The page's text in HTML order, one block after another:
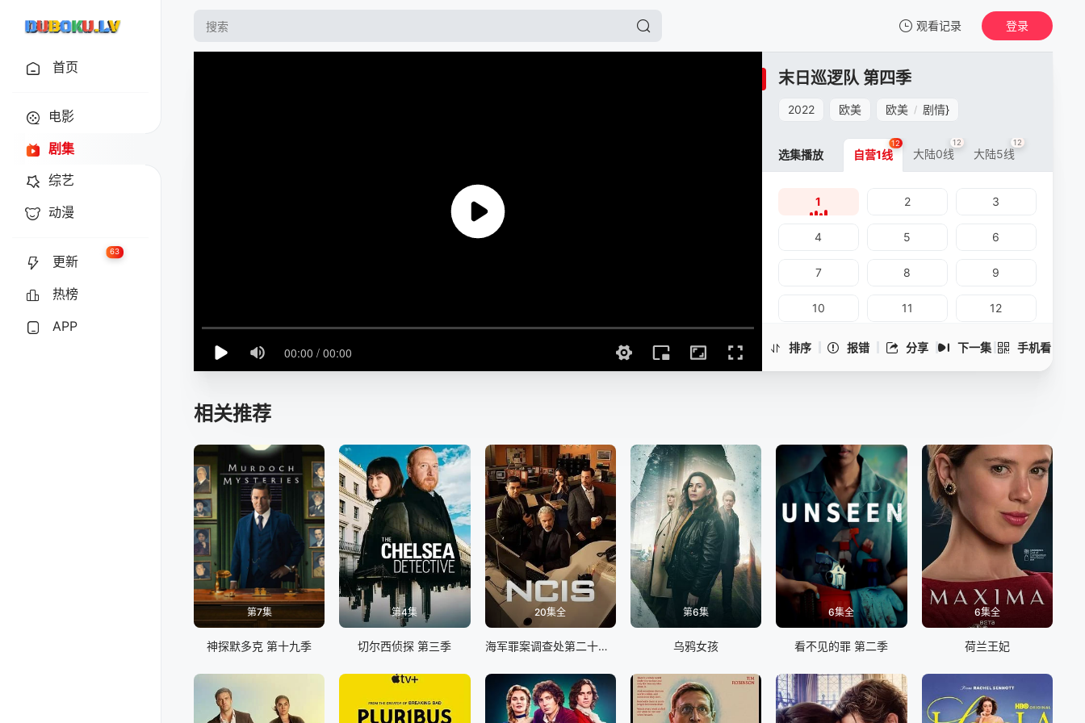
观看记录
我的观影记录
登录
首页
电影
剧集
综艺
动漫
更新
63
热榜
APP
末日巡逻队 第四季
2022 欧美 欧美 / 剧情}
排序 报错 分享 下一集 手机看
选集播放 自营1线
12
大陆0线
12
大陆5线
12
1 2 3
4 5 6
7 8 9
10 11 12
相关推荐
第7集
神探默多克 第十九季
第4集
切尔西侦探 第三季
20集全
海军罪案调查处第二十三季
第6集
乌鸦女孩
6集全
看不见的罪 第二季
6集全
荷兰王妃